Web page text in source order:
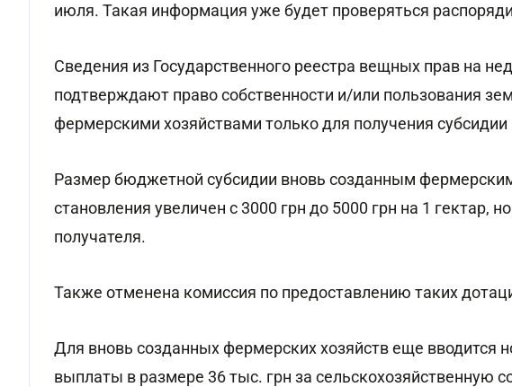
июля. Такая информация уже будет проверяться
Сведения из Государственного реестра вещных прав на
подтверждают право собственности и/или пользования
фермерскими хозяйствами только для получения субсидии
Размер бюджетной субсидии вновь созданным
становления увеличен с 3000 грн до 5000 грн на 1 гектар,
получателя.
Также отменена комиссия по предоставлению таких
Для вновь созданных фермерских хозяйств еще вводится
выплаты в размере 36 тыс. грн за сельскохозяйственную